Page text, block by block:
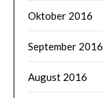
Oktober 2016
September 2016
August 2016